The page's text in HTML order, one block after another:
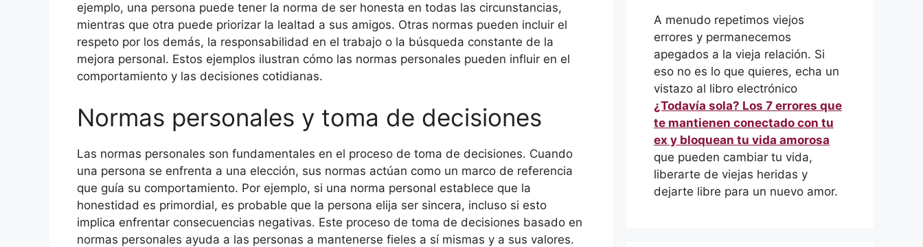
ejemplo, una persona puede tener la norma de ser honesta en todas las circunstancias,
mientras que otra puede priorizar la lealtad a sus amigos. Otras normas pueden incluir el
respeto por los demás, la responsabilidad en el trabajo o la búsqueda constante de la
mejora personal. Estos ejemplos ilustran cómo las normas personales pueden influir en el
comportamiento y las decisiones cotidianas.
Normas personales y toma de decisiones
Las normas personales son fundamentales en el proceso de toma de decisiones. Cuando
una persona se enfrenta a una elección, sus normas actúan como un marco de referencia
que guía su comportamiento. Por ejemplo, si una norma personal establece que la
honestidad es primordial, es probable que la persona elija ser sincera, incluso si esto
implica enfrentar consecuencias negativas. Este proceso de toma de decisiones basado en
normas personales ayuda a las personas a mantenerse fieles a sí mismas y a sus valores.
A menudo repetimos viejos
errores y permanecemos
apegados a la vieja relación. Si
eso no es lo que quieres, echa un
vistazo al libro electrónico
¿Todavía sola? Los 7 errores que
te mantienen conectado con tu
ex y bloquean tu vida amorosa
que pueden cambiar tu vida,
liberarte de viejas heridas y
dejarte libre para un nuevo amor.